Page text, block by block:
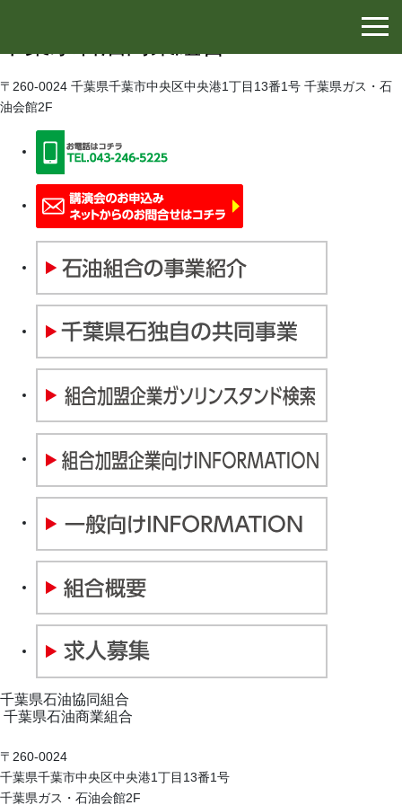
〒260-0024 千葉県千葉市中央区中央港1丁目13番1号 千葉県ガス・石
油会館2F
千葉県石油協同組合
千葉県石油商業組合
〒260-0024
千葉県千葉市中央区中央港1丁目13番1号
千葉県ガス・石油会館2F